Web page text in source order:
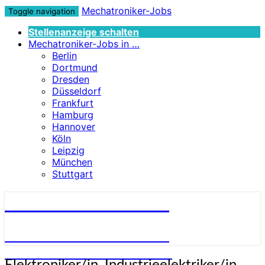
Toggle navigation
Mechatroniker-Jobs
Stellenanzeige schalten
Mechatroniker-Jobs in …
Berlin
Dortmund
Dresden
Düsseldorf
Frankfurt
Hamburg
Hannover
Köln
Leipzig
München
Stuttgart
Elektroniker/in,